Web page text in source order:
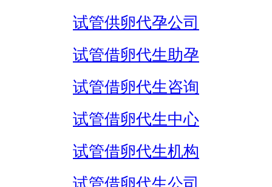
试管供卵代孕公司
试管借卵代生助孕
试管借卵代生咨询
试管借卵代生中心
试管借卵代生机构
试管借卵代生公司